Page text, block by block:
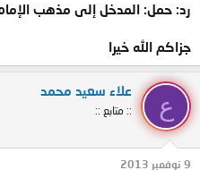
رد: حمل: المدخل إلى مذهب
جزاكم الله خيرا
ع
علاء سعيد محمد
:: متابع ::
9 نوفمبر 2013